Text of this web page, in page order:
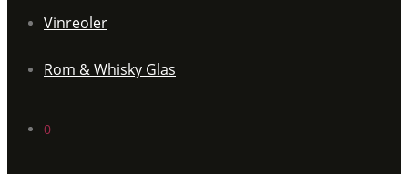
Vinreoler
Rom & Whisky Glas
0